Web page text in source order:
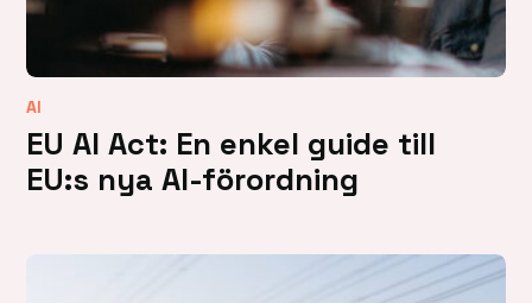
AI
EU AI Act: En enkel guide till
EU:s nya AI-förordning